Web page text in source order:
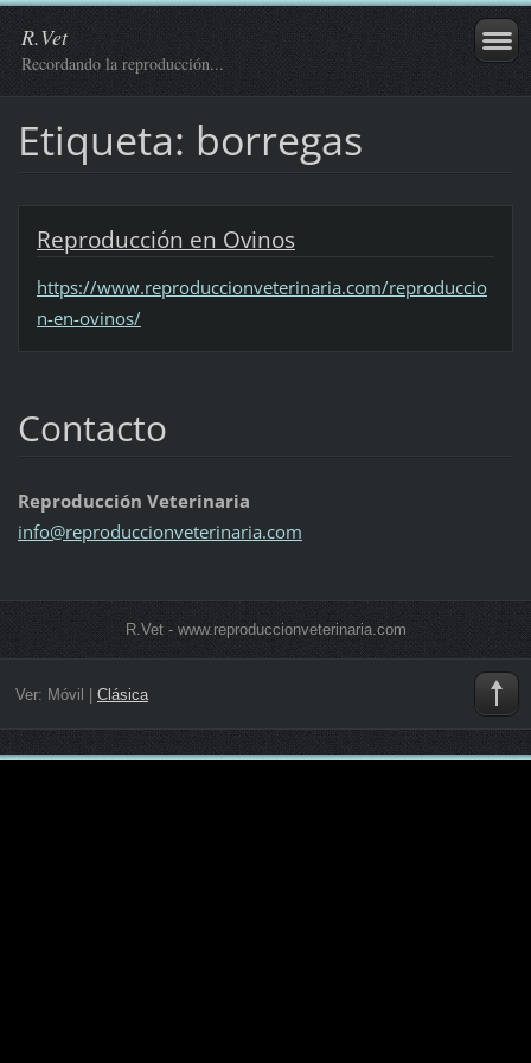
R.Vet
Recordando la reproducción...
Etiqueta: borregas
Reproducción en Ovinos
https://www.reproduccionveterinaria.com/reproduccio
n-en-ovinos/
Contacto
Reproducción Veterinaria
info@reproduccionveterinaria.com
R.Vet - www.reproduccionveterinaria.com
Ver: Móvil Clásica